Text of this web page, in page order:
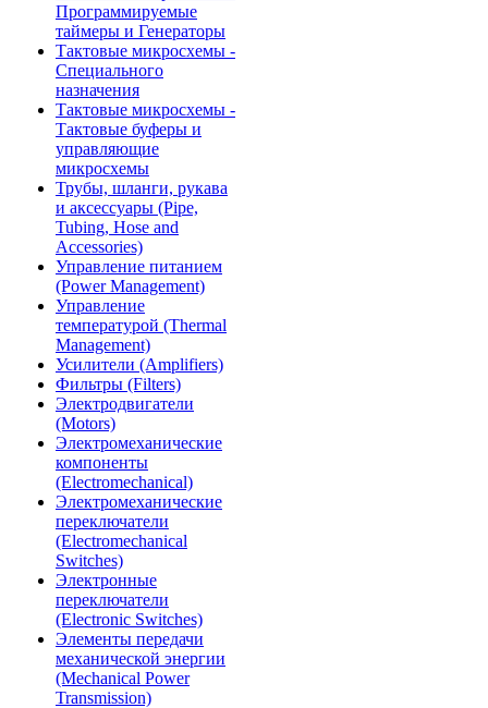
Программируемые
таймеры и Генераторы
Тактовые микросхемы -
Специального
назначения
Тактовые микросхемы -
Тактовые буферы и
управляющие
микросхемы
Трубы, шланги, рукава
и аксессуары (Pipe,
Tubing, Hose and
Accessories)
Управление питанием
(Power Management)
Управление
температурой (Thermal
Management)
Усилители (Amplifiers)
Фильтры (Filters)
Электродвигатели
(Motors)
Электромеханические
компоненты
(Electromechanical)
Электромеханические
переключатели
(Electromechanical
Switches)
Электронные
переключатели
(Electronic Switches)
Элементы передачи
механической энергии
(Mechanical Power
Transmission)